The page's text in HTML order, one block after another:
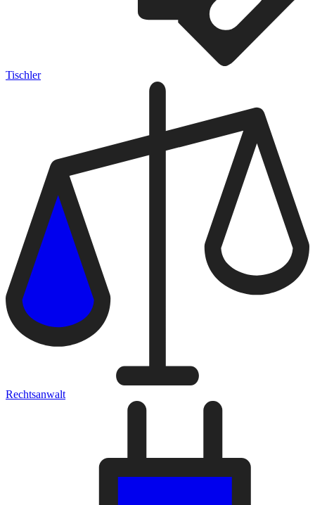
Tischler
Rechtsanwalt